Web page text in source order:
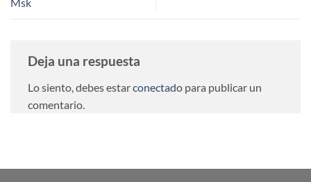
Deja una respuesta
Lo siento, debes estarconectado para publicar un
comentario.